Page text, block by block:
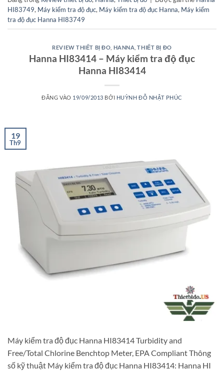
HI83749, Máy kiểm tra độ đục, Máy kiểm tra độ đục Hanna, Máy kiểm
tra độ đục Hanna HI83749
REVIEW THIẾT BỊ ĐO HANNA ,THIẾT BỊ ĐO
Hanna HI83414 – Máy kiểm tra độ đục
Hanna HI83414
ĐĂNG VÀO 19/09/2013 BỞI HUỲNH ĐỖ NHẬT PHÚC
19
Th9
Máy kiểm tra độ đục Hanna HI83414 Turbidity and
Free/Total Chlorine Benchtop Meter, EPA Compliant Thông
số kỹ thuật Máy kiểm tra độ đục Hanna HI83414: Hanna HI